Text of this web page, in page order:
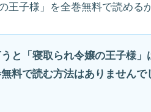
王子様」を全巻無料で読める
と「寝取られ令嬢の王子様
料で読む方法はありませんで